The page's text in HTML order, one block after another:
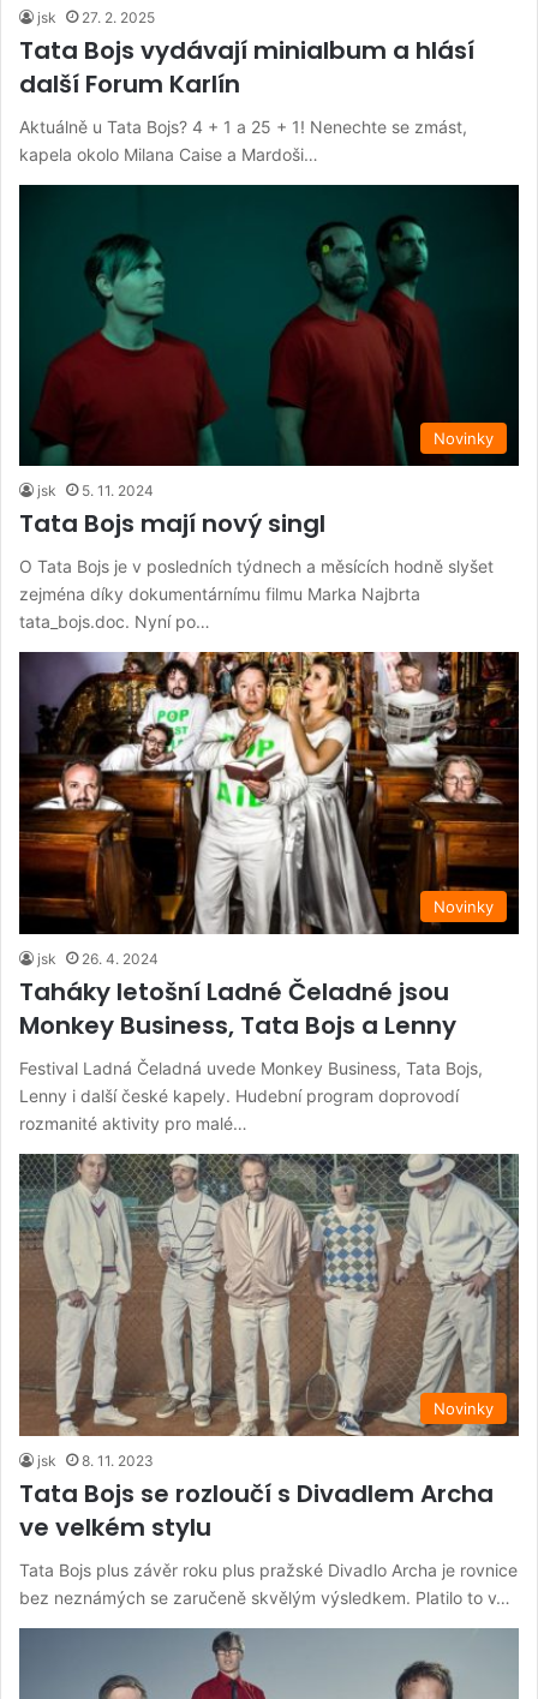
jsk 27. 2. 2025
Tata Bojs vydávají minialbum a hlásí
další Forum Karlín
Aktuálně u Tata Bojs? 4 + 1 a 25 + 1! Nenechte se zmást,
kapela okolo Milana Caise a Mardoši…
Novinky
jsk 5. 11. 2024
Tata Bojs mají nový singl
O Tata Bojs je v posledních týdnech a měsících hodně slyšet
zejména díky dokumentárnímu filmu Marka Najbrta
tata_bojs.doc. Nyní po…
Novinky
jsk 26. 4. 2024
Taháky letošní Ladné Čeladné jsou
Monkey Business, Tata Bojs a Lenny
Festival Ladná Čeladná uvede Monkey Business, Tata Bojs,
Lenny i další české kapely. Hudební program doprovodí
rozmanité aktivity pro malé…
Novinky
jsk 8. 11. 2023
Tata Bojs se rozloučí s Divadlem Archa
ve velkém stylu
Tata Bojs plus závěr roku plus pražské Divadlo Archa je rovnice
bez neznámých se zaručeně skvělým výsledkem. Platilo to v…